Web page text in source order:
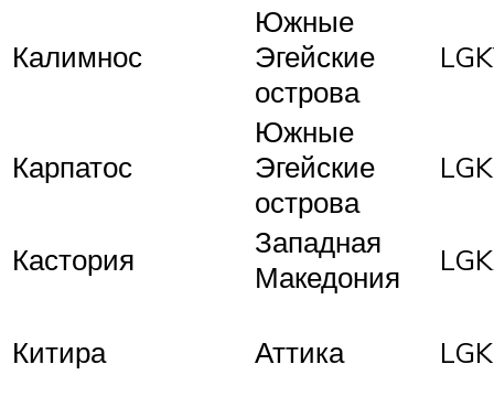
Калимнос
Южные
Эгейские
острова
Карпатос
Южные
Эгейские
острова
Кастория
Западная
Македония
Китира Аттика